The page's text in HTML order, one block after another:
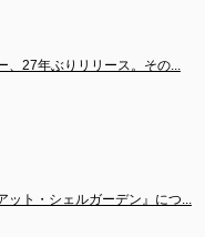
、27年ぶりリリース。その...
ット・シェルガーデン』につ...